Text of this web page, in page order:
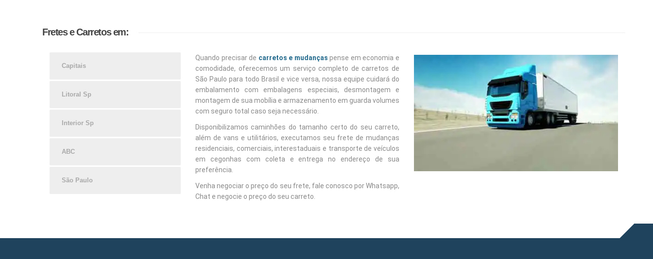
Fretes e Carretos em:
Quando precisar de carretos e mudanças pense em economia e
comodidade, oferecemos um serviço completo de carretos de
São Paulo para todo Brasil e vice versa, nossa equipe cuidará do
embalamento com embalagens especiais, desmontagem e
montagem de sua mobília e armazenamento em guarda volumes
com seguro total caso seja necessário.
Disponibilizamos caminhões do tamanho certo do seu carreto,
além de vans e utilitários, executamos seu frete de mudanças
residenciais, comerciais, interestaduais e transporte de veículos
em cegonhas com coleta e entrega no endereço de sua
preferência.
Venha negociar o preço do seu frete, fale conosco por Whatsapp,
Chat e negocie o preço do seu carreto.
Capitais
Litoral Sp
Interior Sp
ABC
São Paulo